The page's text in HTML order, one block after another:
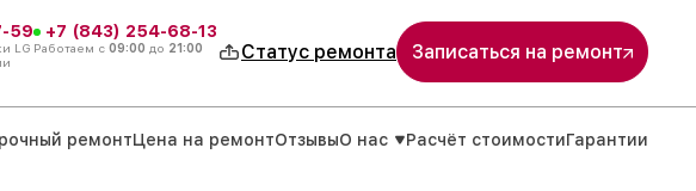
59
LG
+7 (843) 254-68-13
Работаем с 09:00 до 21:00 Статус ремонта Записаться на ремонт
ремонтЦена на ремонтОтзывыО нас Расчёт стоимостиГарантии